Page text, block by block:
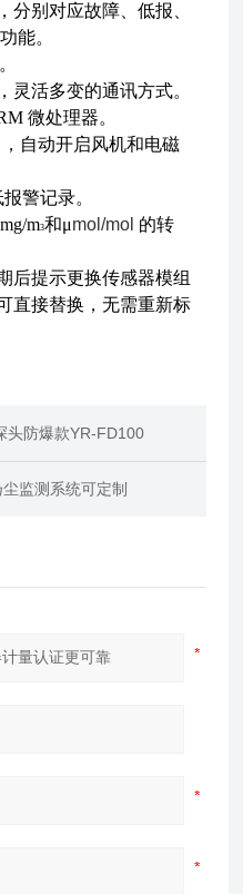
别对应故障、低报、
能。
灵活多变的通讯方式。
微处理器。
自动开启风机和电磁
警记录。
m3和μmol/mol 的转
后提示更换传感器模组
直接替换，无需重新标
头防爆款YR-FD100
监测系统可定制